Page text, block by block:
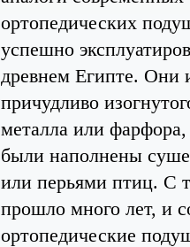
ортопедических
успешно
древнем Египте. Они
причудливо
металла или
были наполнены
или перьями птиц. С
прошло много лет, и
ортопедические